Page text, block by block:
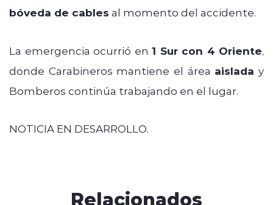
bóveda de cables al momento del accidente.
La emergencia ocurrió en 1 Sur con 4 Oriente,
donde Carabineros mantiene el área aislada y
Bomberos continúa trabajando en el lugar.
NOTICIA EN DESARROLLO.
Relacionados